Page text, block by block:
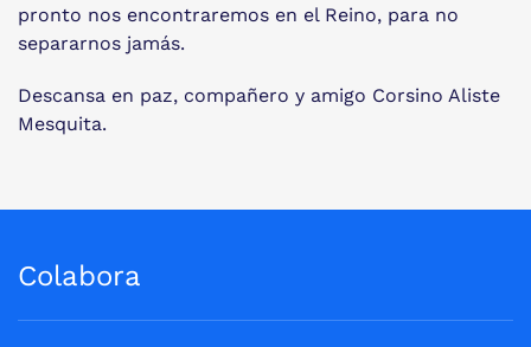
pronto nos encontraremos en el Reino, para no
separarnos jamás.
Descansa en paz, compañero y amigo Corsino Aliste
Mesquita.
Colabora